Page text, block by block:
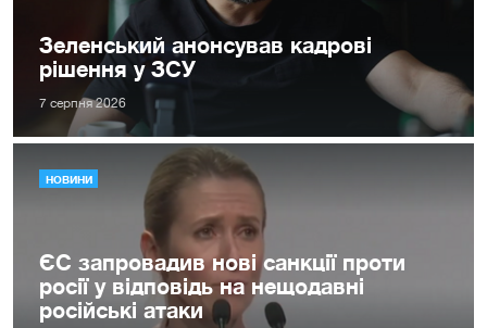
Зеленський анонсував кадрові
рішення у ЗСУ
7 серпня 2026
НОВИНИ
ЄС запровадив нові санкції проти
росії у відповідь на нещодавні
російські атаки